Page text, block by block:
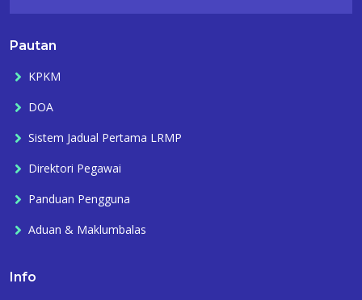
Pautan
KPKM
DOA
Sistem Jadual Pertama LRMP
Direktori Pegawai
Panduan Pengguna
Aduan & Maklumbalas
Info